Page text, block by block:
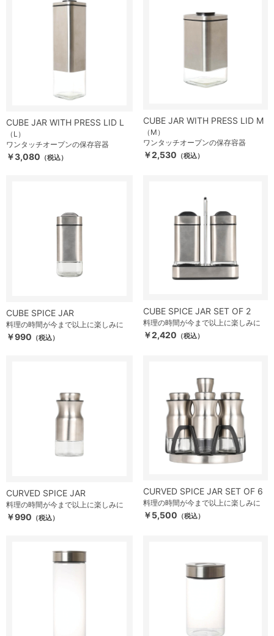
CUBE JAR WITH PRESS LID L
（L）
ワンタッチオープンの保存容器
￥3,080 （税込）
CUBE JAR WITH PRESS LID M
（M）
ワンタッチオープンの保存容器
￥2,530 （税込）
CUBE SPICE JAR
料理の時間が今まで以上に楽しみに
￥990 （税込）
CUBE SPICE JAR SET OF 2
料理の時間が今まで以上に楽しみに
￥2,420 （税込）
CURVED SPICE JAR
料理の時間が今まで以上に楽しみに
￥990 （税込）
CURVED SPICE JAR SET OF 6
料理の時間が今まで以上に楽しみに
￥5,500 （税込）